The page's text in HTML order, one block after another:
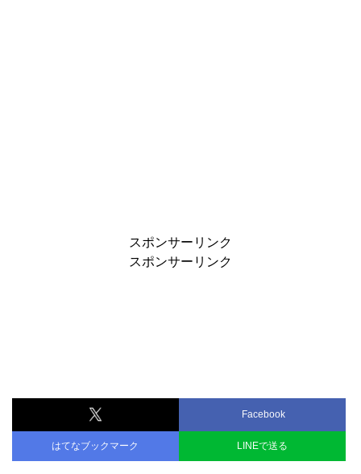
スポンサーリンク
スポンサーリンク
Facebook
はてなブックマーク LINEで送る